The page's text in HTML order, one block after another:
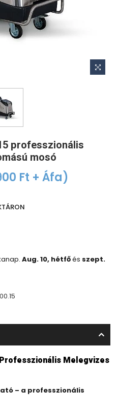
professzionális
mosó
Ft + Áfa)
Aug. 10, hétfőés szept.
Melegvizes
– a professzionális